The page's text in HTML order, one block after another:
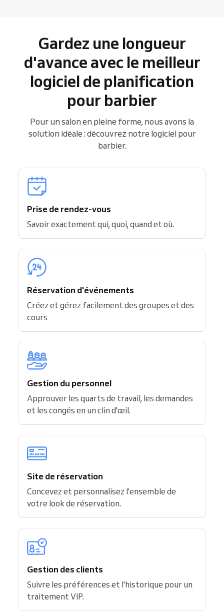
Gardez une longueur
d'avance avec le meilleur
logiciel de planification
pour barbier
Pour un salon en pleine forme, nous avons la
solution idéale : découvrez notre logiciel pour
barbier.
Prise de rendez-vous
Savoir exactement qui, quoi, quand et où.
Réservation d'événements
Créez et gérez facilement des groupes et des
cours
Gestion du personnel
Approuver les quarts de travail, les demandes
et les congés en un clin d'œil.
Site de réservation
Concevez et personnalisez l'ensemble de
votre look de réservation.
Gestion des clients
Suivre les préférences et l'historique pour un
traitement VIP.